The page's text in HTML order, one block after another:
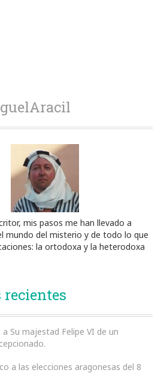
mis pasos me han llevado a
mundo del misterio y de todo lo que
la ortodoxa y la heterodoxa
recientes
Su majestad Felipe VI de un
a las elecciones aragonesas del 8